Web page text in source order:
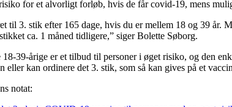
for et alvorligt forløb, hvis de får covid-19, mens
til 3. stik efter 165 dage, hvis du er mellem 18 og 39
ca. 1 måned tidligere,” siger Bolette Søborg.
39-årige er et tilbud til personer i øget risiko, og den
kan ordinere det 3. stik, som så kan gives på et
notat: